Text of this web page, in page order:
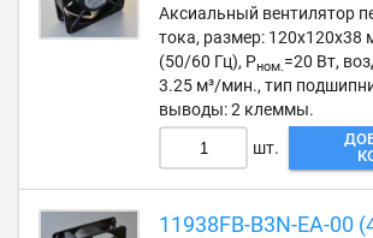
Аксиальный вентилятор
тока, размер: 120х120х38
(50/60 Гц), Pном.=20 Вт,
3.25 м³/мин., тип
выводы: 2 клеммы.
шт.
11938FB-B3N-EA-00